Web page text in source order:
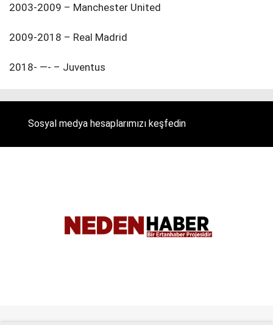
2003-2009 – Manchester United
2009-2018 – Real Madrid
2018- —- – Juventus
Sosyal medya hesaplarımızı keşfedin